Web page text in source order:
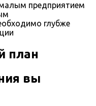
предприятием
глубже
план
вы